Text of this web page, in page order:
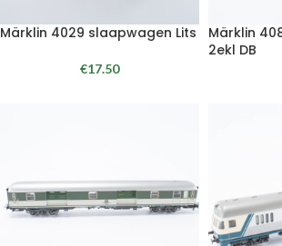
Märklin 4029 slaapwagen Lits
€17.50
Märklin
2ekl DB